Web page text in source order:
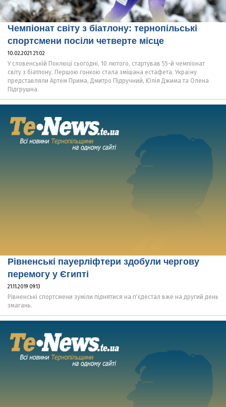
Чемпіонат світу з біатлону: тернопільські
спортсмени посіли четверте місце
10.02.2021 21:02
У словенській Поклюці сьогодні, 10 лютого, стартував 55-й чемпіонат
світу з біатлону. Першою гонкою стала змішана естафета. Україну
представляли Артем Прима, Дмитро Підручний, Юлія Джима та Олена
Підгрушна.
Рівненські пауерліфтери здобули чергову
перемогу у Єгипті
21.11.2019 09:13
Рівненські спортсмени зуміли піднятися на п'єдестал вже на другий день
змагань.